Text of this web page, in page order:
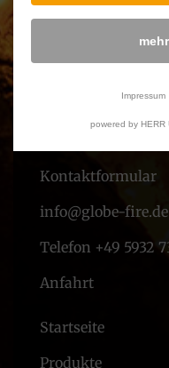
Kontaktformular
info@globe-fire.de
Telefon +49 5932
Anfahrt
Startseite
Produkte
Impressum
powered by HERR